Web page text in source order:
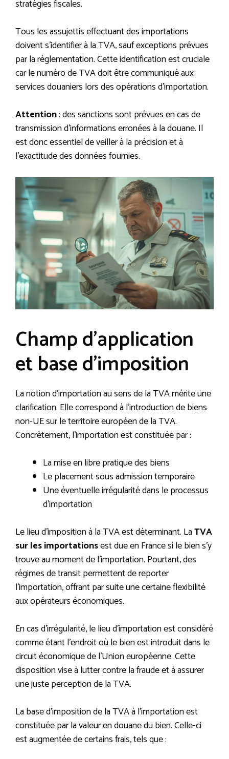
stratégies fiscales.
Tous les assujettis effectuant des importations
doivent s’identifier à la TVA, sauf exceptions prévues
par la réglementation. Cette identification est cruciale
car le numéro de TVA doit être communiqué aux
services douaniers lors des opérations d’importation.
Attention: des sanctions sont prévues en cas de
transmission d’informations erronées à la douane. Il
est donc essentiel de veiller à la précision et à
l’exactitude des données fournies.
Champ d’application
et base d’imposition
La notion d’importation au sens de la TVA mérite une
clarification. Elle correspond à l’introduction de biens
non-UE sur le territoire européen de la TVA.
Concrètement, l’importation est constituée par :
La mise en libre pratique des biens
Le placement sous admission temporaire
Une éventuelle irrégularité dans le processus
d’importation
Le lieu d’imposition à la TVA est déterminant. LaTVA
sur les importationsest due en France si le bien s’y
trouve au moment de l’importation. Pourtant, des
régimes de transit permettent de reporter
l’importation, offrant par suite une certaine flexibilité
aux opérateurs économiques.
En cas d’irrégularité, le lieu d’importation est considéré
comme étant l’endroit où le bien est introduit dans le
circuit économique de l’Union européenne. Cette
disposition vise à lutter contre la fraude et à assurer
une juste perception de la TVA.
La base d’imposition de la TVA à l’importation est
constituée par la valeur en douane du bien. Celle-ci
est augmentée de certains frais, tels que :